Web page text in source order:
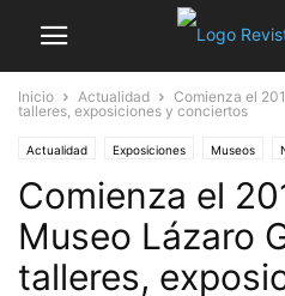
Inicio Actualidad
Comienza el
talleres, exposiciones y conciertos
Actualidad Exposiciones Museos
Comienza el
Museo Lázaro
talleres,